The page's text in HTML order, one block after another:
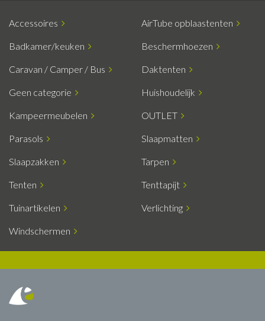
Accessoires AirTube opblaastenten
Badkamer/keuken Beschermhoezen
Caravan / Camper / Bus Daktenten
Geen categorie Huishoudelijk
Kampeermeubelen OUTLET
Parasols Slaapmatten
Slaapzakken Tarpen
Tenten Tenttapijt
Tuinartikelen Verlichting
Windschermen